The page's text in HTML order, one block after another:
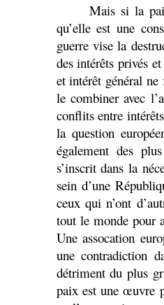
Mais si la
qu’elle est une
guerre vise la
des intérêts privés
et intérêt général
le combiner avec
conflits entre
la question
également des
s’inscrit dans la
sein d’une
ceux qui n’ont
tout le monde pour
Une assocation
une contradiction
détriment du plus
paix est une œuvre